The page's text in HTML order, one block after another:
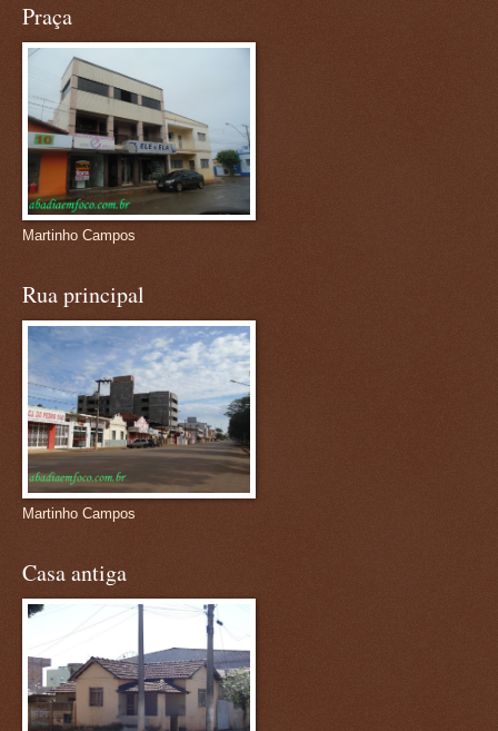
Praça
Martinho Campos
Rua principal
Martinho Campos
Casa antiga